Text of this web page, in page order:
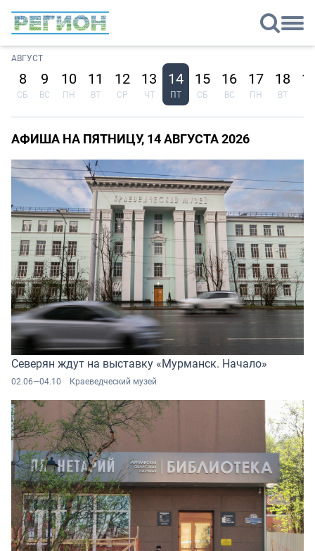
АВГУСТ
8
СБ
9
ВС
10
ПН
11
ВТ
12
СР
13
ЧТ
14
ПТ
15
СБ
16
ВС
17
ПН
18
ВТ
АФИША НА ПЯТНИЦУ, 14 АВГУСТА 2026
Северян ждут на выставку «Мурманск. Начало»
02.06—04.10 Краеведческий музей